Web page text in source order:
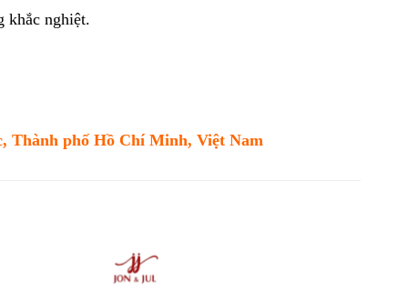
khắc nghiệt.
Thành phố Hồ Chí Minh, Việt Nam